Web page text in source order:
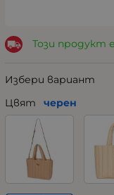
Този продукт
Избери вариант
Цвят
черен